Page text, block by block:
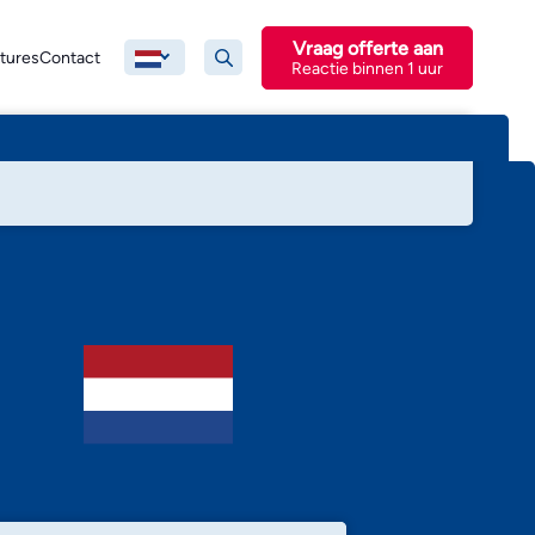
Contact Reactie binnen 1 uur
Vraag offerte aan